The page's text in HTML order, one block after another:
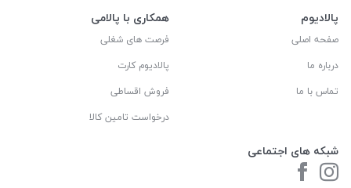
پالادیوم
صفحه اصلی
درباره ما
تماس با ما
شبکه های اجتماعی
همکاری با پالامی
فرصت های شغلی
پالادیوم کارت
فروش اقساطی
درخواست تامین کالا